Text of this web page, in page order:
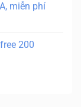
miễn phí
200